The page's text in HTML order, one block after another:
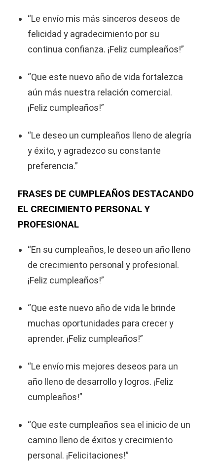
“Le envío mis más sinceros deseos de
felicidad y agradecimiento por su
continua confianza. ¡Feliz cumpleaños!”
“Que este nuevo año de vida fortalezca
aún más nuestra relación comercial.
¡Feliz cumpleaños!”
“Le deseo un cumpleaños lleno de alegría
y éxito, y agradezco su constante
preferencia.”
FRASES DE CUMPLEAÑOS DESTACANDO
EL CRECIMIENTO PERSONAL Y
PROFESIONAL
“En su cumpleaños, le deseo un año lleno
de crecimiento personal y profesional.
¡Feliz cumpleaños!”
“Que este nuevo año de vida le brinde
muchas oportunidades para crecer y
aprender. ¡Feliz cumpleaños!”
“Le envío mis mejores deseos para un
año lleno de desarrollo y logros. ¡Feliz
cumpleaños!”
“Que este cumpleaños sea el inicio de un
camino lleno de éxitos y crecimiento
personal. ¡Felicitaciones!”